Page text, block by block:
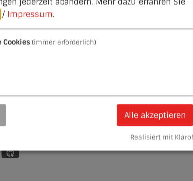
2
vCardGPS:
/ Impressum.
Cookies (immer erforderlich)
Alle akzeptieren
Realisiert mit Klaro!